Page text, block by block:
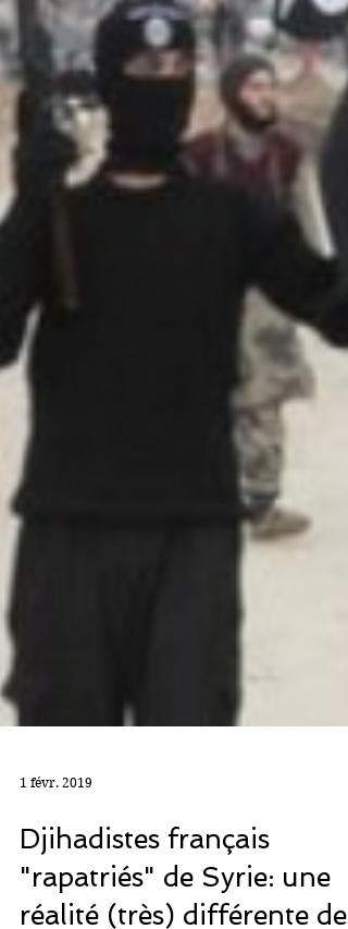
Djihadistes français
"rapatriés" de Syrie: une